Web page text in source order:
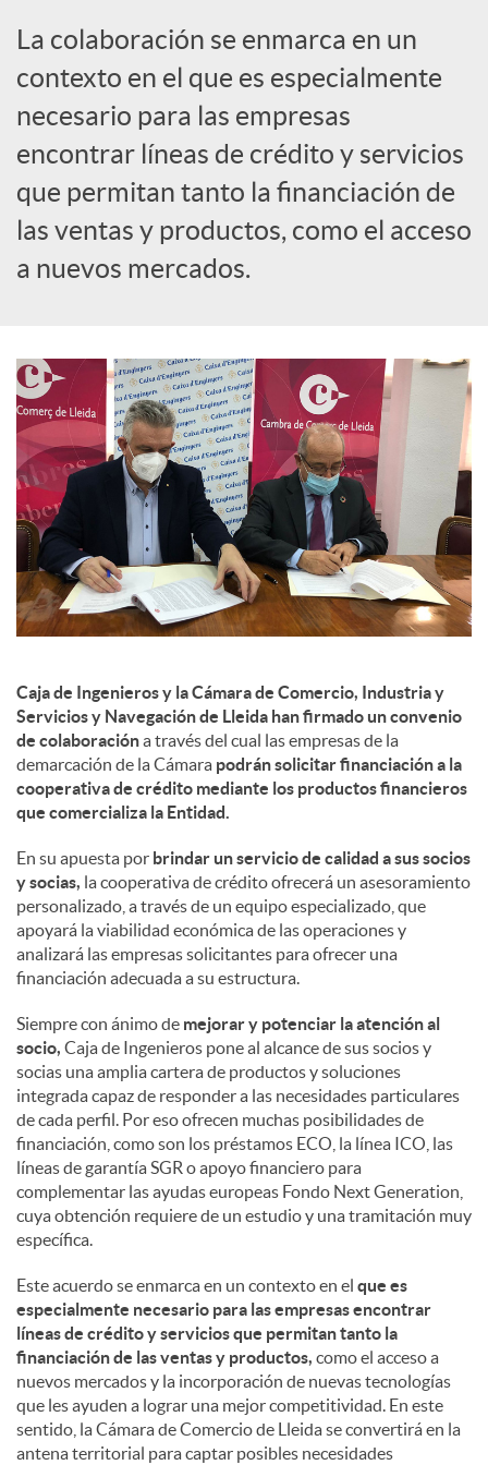
o
c
i
a
e
s
La colaboración se enmarca en un
contexto en el que es especialmente
necesario para las empresas
encontrar líneas de crédito y servicios
que permitan tanto la financiación de
las ventas y productos, como el acceso
a nuevos mercados.
Caja de Ingenieros y la Cámara de Comercio, Industria y
Servicios y Navegación de Lleida han firmado un convenio
de colaboracióna través del cual las empresas de la
demarcación de la Cámara podrán solicitar financiación a la
cooperativa de crédito mediante los productos financieros
que comercializa la Entidad.
En su apuesta por brindar un servicio de calidad a sus socios
y socias, la cooperativa de crédito ofrecerá un asesoramiento
personalizado, a través de un equipo especializado, que
apoyará la viabilidad económica de las operaciones y
analizará las empresas solicitantes para ofrecer una
financiación adecuada a su estructura.
Siempre con ánimo de mejorar y potenciar la atención al
socio, Caja de Ingenieros pone al alcance de sus socios y
socias una amplia cartera de productos y soluciones
integrada capaz de responder a las necesidades particulares
de cada perfil. Por eso ofrecen muchas posibilidades de
financiación, como son los préstamos ECO, la línea ICO, las
líneas de garantía SGR o apoyo financiero para
complementar las ayudas europeas Fondo Next Generation,
cuya obtención requiere de un estudio y una tramitación muy
específica.
Este acuerdo se enmarca en un contexto en el que es
especialmente necesario para las empresas encontrar
líneas de crédito y servicios que permitan tanto la
financiación de las ventas y productos, como el acceso a
nuevos mercados y la incorporación de nuevas tecnologías
que les ayuden a lograr una mejor competitividad. En este
sentido, la Cámara de Comercio de Lleida se convertirá en la
antena territorial para captar posibles necesidades